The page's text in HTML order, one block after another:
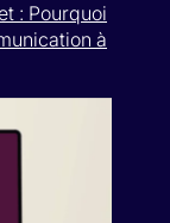
: Pourquoi
à